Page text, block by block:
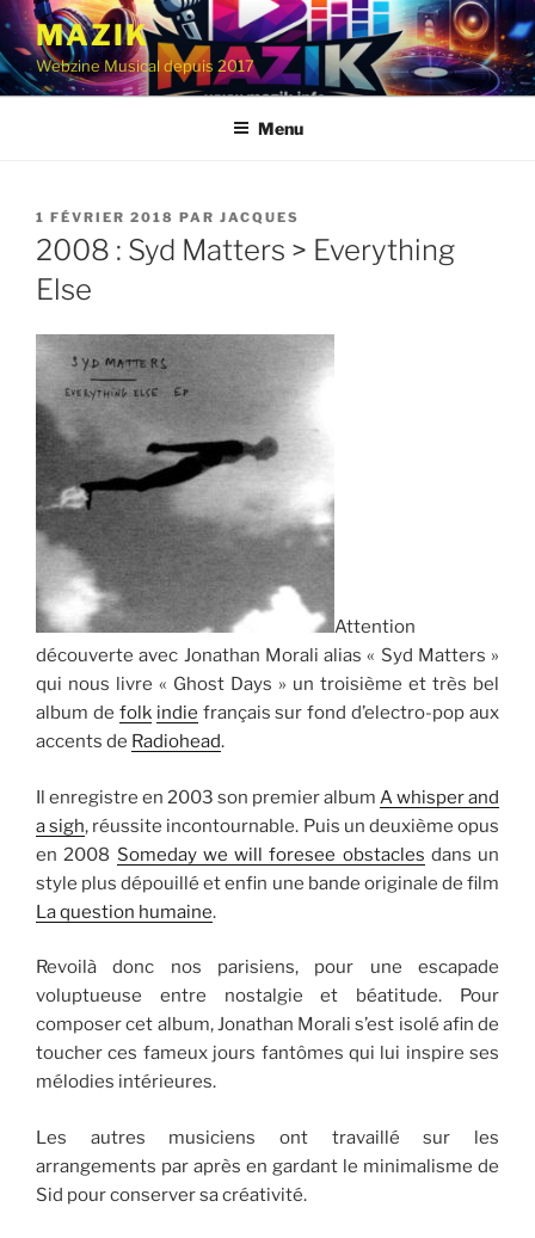
Aller
contenu
principal
MAZIK
Webzine Musical depuis 2017
Menu
PUBLIÉ
LE
1 FÉVRIER 2018 PAR JACQUES
2008 : Syd Matters > Everything
Else
Attention
découverte avec Jonathan Morali alias « Syd Matters »
qui nous livre « Ghost Days » un troisième et très bel
album de folk indie français sur fond d’electro-pop aux
accents de Radiohead.
Il enregistre en 2003 son premier album A whisper and
a sigh, réussite incontournable. Puis un deuxième opus
en 2008 Someday we will foresee obstacles dans un
style plus dépouillé et enfin une bande originale de film
La question humaine.
Revoilà donc nos parisiens, pour une escapade
voluptueuse entre nostalgie et béatitude. Pour
composer cet album, Jonathan Morali s’est isolé afin de
toucher ces fameux jours fantômes qui lui inspire ses
mélodies intérieures.
Les autres musiciens ont travaillé sur les
arrangements par après en gardant le minimalisme de
Sid pour conserver sa créativité.